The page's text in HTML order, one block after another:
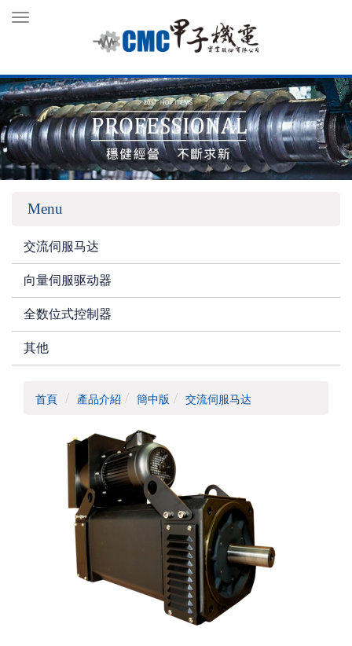
Toggle
Menu
交流伺服马达
向量伺服驱动器
全数位式控制器
其他
首頁 產品介紹 簡中版 交流伺服马达